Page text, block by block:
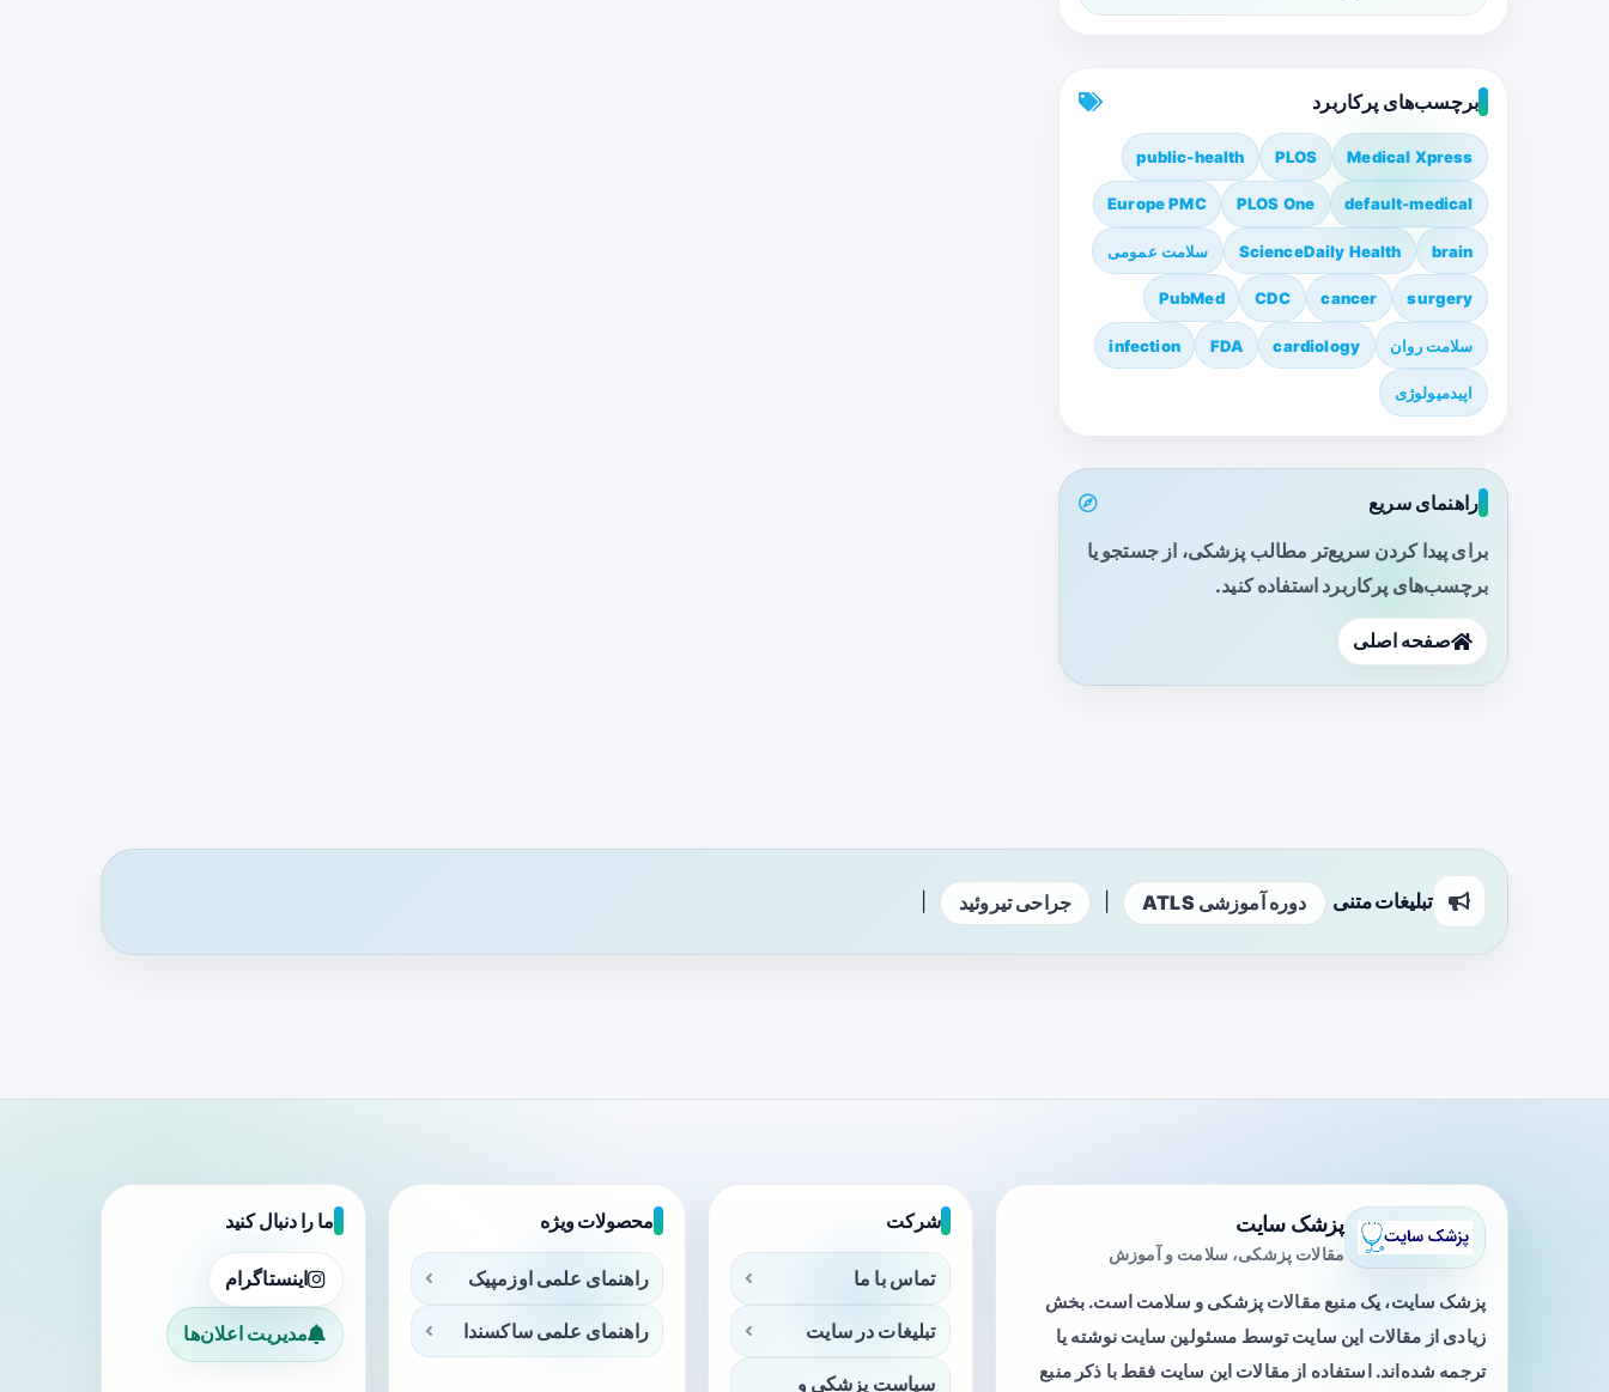
برچسب‌های پرکاربرد
Medical Xpress
PLOS
public-health
default-medical
PLOS One
Europe PMC
brain
ScienceDaily Health سلامت عمومی
surgery
cancer
CDC
PubMed
سلامت روان cardiology
FDA
infection
اپیدمیولوژی
راهنمای سریع
برای پیدا کردن سریع‌تر مطالب پزشکی، از جستجو یا
برچسب‌های پرکاربرد استفاده کنید.
صفحه اصلی
تبلیغات متنی دوره آموزشی ATLS جراحی تیروئید
پزشک سایت
مقالات پزشکی، سلامت و آموزش
پزشک سایت، یک منبع مقالات پزشکی و سلامت است. بخش
زیادی از مقالات این سایت توسط مسئولین سایت نوشته یا
ترجمه شده‌اند. استفاده از مقالات این سایت فقط با ذکر منبع
شرکت
تماس با ما
تبلیغات در سایت
سیاست پزشکی و
محصولات ویژه
راهنمای علمی اوزمپیک
راهنمای علمی ساکسندا
ما را دنبال کنید
اینستاگرام
مدیریت اعلان‌ها